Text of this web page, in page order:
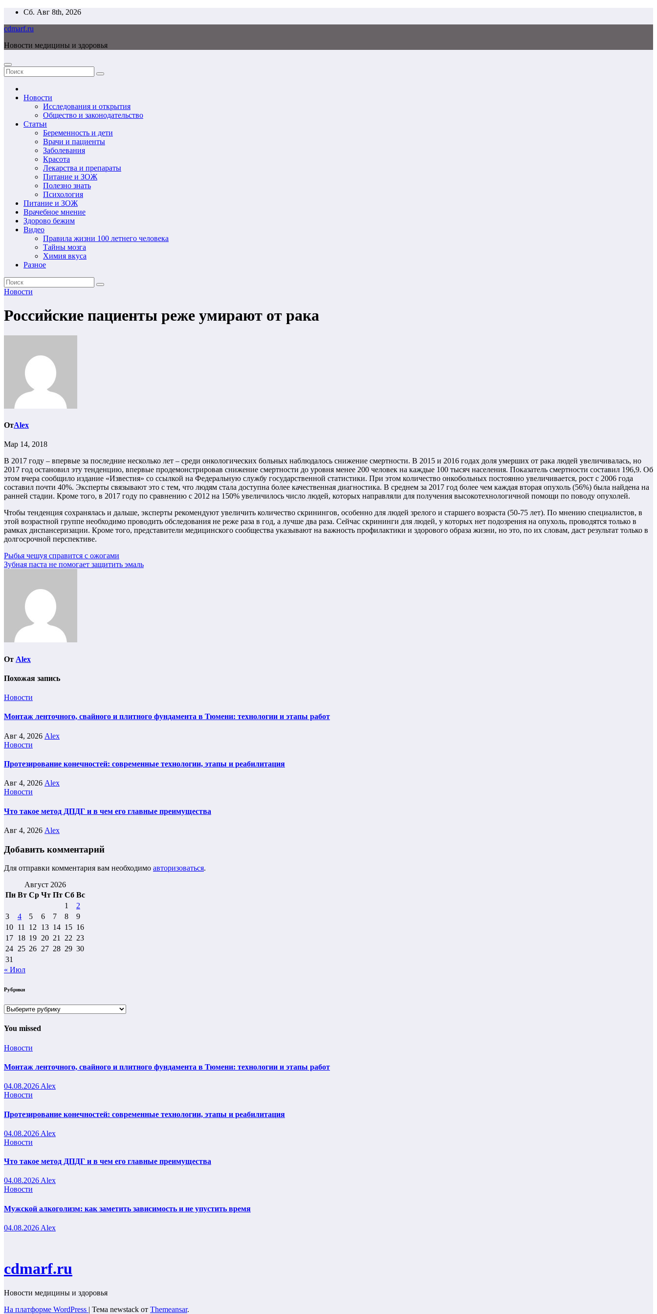
Перейти
содержимому
Сб. Авг 8th, 2026
cdmarf.ru
Новости медицины и здоровья
Новости
Исследования и открытия
Общество и законодательство
Статьи
Беременность и дети
Врачи и пациенты
Заболевания
Красота
Лекарства и препараты
Питание и ЗОЖ
Полезно знать
Психология
Питание и ЗОЖ
Врачебное мнение
Здорово бежим
Видео
Правила жизни 100 летнего человека
Тайны мозга
Химия вкуса
Разное
Новости
Российские пациенты реже умирают от рака
ОтAlex
Мар 14, 2018
В 2017 году – впервые за последние несколько лет – среди онкологических больных наблюдалось снижение смертности. В 2015 и 2016 годах доля умерших от рака людей увеличивалась, но
2017 год остановил эту тенденцию, впервые продемонстрировав снижение смертности до уровня менее 200 человек на каждые 100 тысяч населения. Показатель смертности составил 196,9. Об
этом вчера сообщило издание «Известия» со ссылкой на Федеральную службу государственной статистики. При этом количество онкобольных постоянно увеличивается, рост с 2006 года
составил почти 40%. Эксперты связывают это с тем, что людям стала доступна более качественная диагностика. В среднем за 2017 год более чем каждая вторая опухоль (56%) была найдена на
ранней стадии. Кроме того, в 2017 году по сравнению с 2012 на 150% увеличилось число людей, которых направляли для получения высокотехнологичной помощи по поводу опухолей.
Чтобы тенденция сохранялась и дальше, эксперты рекомендуют увеличить количество скринингов, особенно для людей зрелого и старшего возраста (50-75 лет). По мнению специалистов, в
этой возрастной группе необходимо проводить обследования не реже раза в год, а лучше два раза. Сейчас скрининги для людей, у которых нет подозрения на опухоль, проводятся только в
рамках диспансеризации. Кроме того, представители медицинского сообщества указывают на важность профилактики и здорового образа жизни, но это, по их словам, даст результат только в
долгосрочной перспективе.
Навигация
по
Рыбья чешуя справится с ожогами
Зубная паста не помогает защитить эмаль
От Alex
Похожая запись
Новости
Монтаж ленточного, свайного и плитного фундамента в Тюмени: технологии и этапы работ
Авг 4, 2026 Alex
Новости
Протезирование конечностей: современные технологии, этапы и реабилитация
Авг 4, 2026 Alex
Новости
Что такое метод ДПДГ и в чем его главные преимущества
Авг 4, 2026 Alex
Добавить комментарий
Для отправки комментария вам необходимо авторизоваться.
Август 2026
Пн Вт Ср Чт Пт Сб Вс
1
2
3
4 5 6 7 8
9
10 11 12 13 14 15 16
17 18 19 20 21 22 23
24 25 26 27 28 29 30
31
« Июл
Рубрики
Рубрики
You missed
Новости
Монтаж ленточного, свайного и плитного фундамента в Тюмени: технологии и этапы работ
04.08.2026 Alex
Новости
Протезирование конечностей: современные технологии, этапы и реабилитация
04.08.2026 Alex
Новости
Что такое метод ДПДГ и в чем его главные преимущества
04.08.2026 Alex
Новости
Мужской алкоголизм: как заметить зависимость и не упустить время
04.08.2026 Alex
cdmarf.ru
Новости медицины и здоровья
На платформе WordPress | Тема newstack от Themeansar.